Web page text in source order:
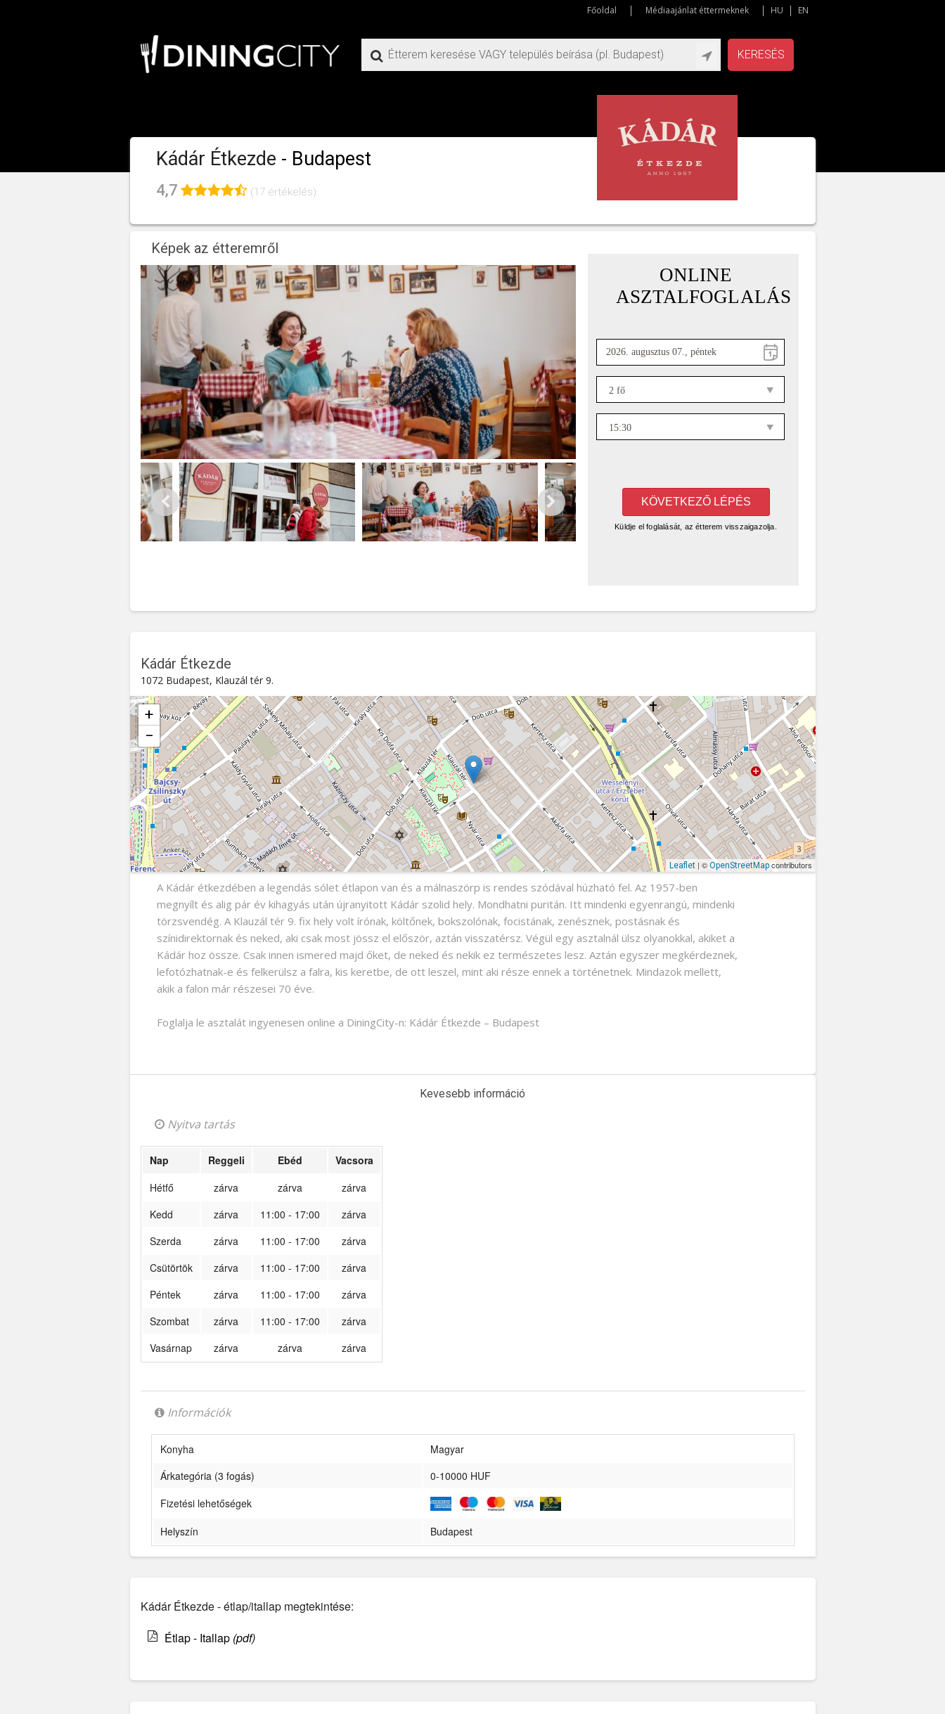
Főoldal Médiaajánlat éttermeknek HU EN
KERESÉS
Kádár Étkezde - Budapest
4,7 (17 értékelés)
Képek az étteremről
Kádár Étkezde
1072 Budapest, Klauzál tér 9.
+
−
Leaflet| © OpenStreetMapcontributors
Kádár Étkezde
Klauzál tér 9. , 1072Budapest
A Kádár étkezdében a legendás sólet étlapon van és a málnaszörp is rendes szódával húzható fel. Az 1957-ben
megnyílt és alig pár év kihagyás után újranyitott Kádár szolid hely. Mondhatni puritán. Itt mindenki egyenrangú, mindenki
törzsvendég. A Klauzál tér 9. fix hely volt írónak, költőnek, bokszolónak, focistának, zenésznek, postásnak és
színidirektornak és neked, aki csak most jössz el először, aztán visszatérsz. Végül egy asztalnál ülsz olyanokkal, akiket a
Kádár hoz össze. Csak innen ismered majd őket, de neked és nekik ez természetes lesz. Aztán egyszer megkérdeznek,
lefotózhatnak-e és felkerülsz a falra, kis keretbe, de ott leszel, mint aki része ennek a történetnek. Mindazok mellett,
akik a falon már részesei 70 éve.
Foglalja le asztalát ingyenesen online a DiningCity-n: Kádár Étkezde – Budapest
Kevesebb információ
Nyitva tartás
Nap Reggeli Ebéd
Vacsora
Hétfő
zárva zárva
zárva
Kedd
zárva 11:00 - 17:00
zárva
Szerda
zárva 11:00 - 17:00
zárva
Csütörtök
zárva 11:00 - 17:00
zárva
Péntek
zárva 11:00 - 17:00
zárva
Szombat
zárva 11:00 - 17:00
zárva
Vasárnap
zárva zárva zárva
Információk
Konyha
Magyar
Árkategória (3 fogás)
0-10000 HUF
Fizetési lehetőségek
Helyszín
Budapest
Kádár Étkezde - étlap/itallap megtekintése:
Étlap - Itallap (pdf)